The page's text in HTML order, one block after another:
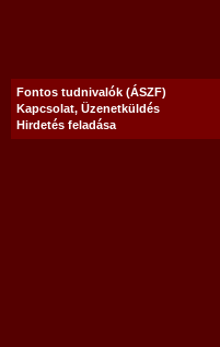
Fontos tudnivalók (ÁSZF)
Kapcsolat, Üzenetküldés
Hirdetés feladása